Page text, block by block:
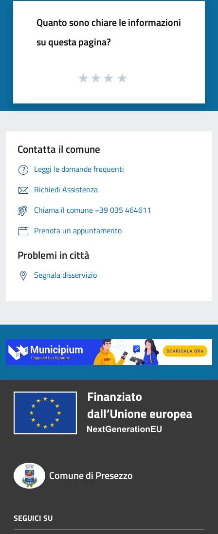
Quanto sono chiare le informazioni
su questa pagina?
Contatta il comune
Leggi le domande frequenti
Richiedi Assistenza
Chiama il comune +39 035 464611
Prenota un appuntamento
Problemi in città
Segnala disservizio
Comune di Presezzo
SEGUICI SU